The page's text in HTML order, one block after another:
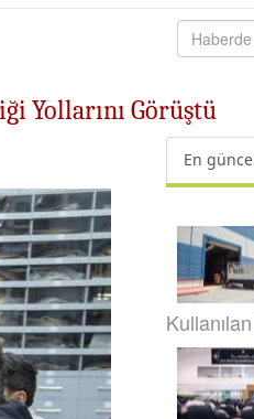
Yollarını Görüştü
En